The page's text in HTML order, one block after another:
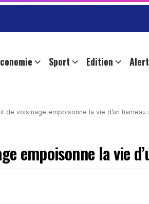
Sport Edition
de voisinage empoisonne la vie d’un hameau
empoisonne la vie